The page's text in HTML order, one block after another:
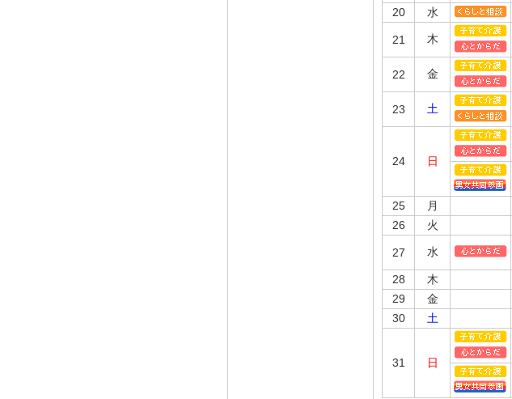
20 水
21 木
22 金
23 土
24 日
25
月
26
火
27 水
28
木
29
金
30
土
31 日